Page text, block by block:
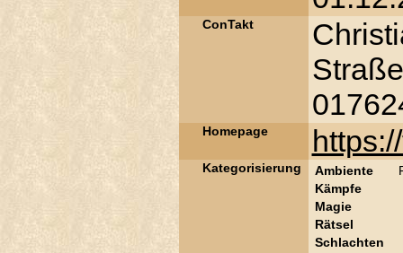
ConTakt
Homepage
Kategorisierung Ambiente
Kämpfe
Magie
Rätsel
Schlachten